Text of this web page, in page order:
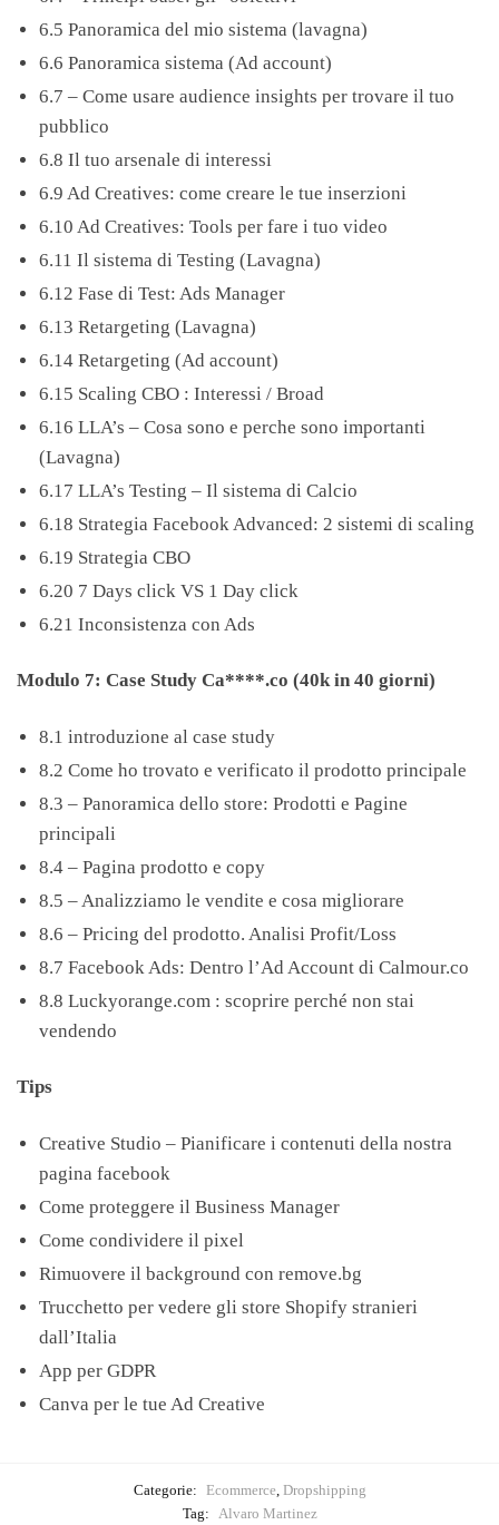
6.5 Panoramica del mio sistema (lavagna)
6.6 Panoramica sistema (Ad account)
6.7 – Come usare audience insights per trovare il tuo
pubblico
6.8 Il tuo arsenale di interessi
6.9 Ad Creatives: come creare le tue inserzioni
6.10 Ad Creatives: Tools per fare i tuo video
6.11 Il sistema di Testing (Lavagna)
6.12 Fase di Test: Ads Manager
6.13 Retargeting (Lavagna)
6.14 Retargeting (Ad account)
6.15 Scaling CBO : Interessi / Broad
6.16 LLA’s – Cosa sono e perche sono importanti
(Lavagna)
6.17 LLA’s Testing – Il sistema di Calcio
6.18 Strategia Facebook Advanced: 2 sistemi di scaling
6.19 Strategia CBO
6.20 7 Days click VS 1 Day click
6.21 Inconsistenza con Ads
Modulo 7: Case Study Ca****.co (40k in 40 giorni)
8.1 introduzione al case study
8.2 Come ho trovato e verificato il prodotto principale
8.3 – Panoramica dello store: Prodotti e Pagine
principali
8.4 – Pagina prodotto e copy
8.5 – Analizziamo le vendite e cosa migliorare
8.6 – Pricing del prodotto. Analisi Profit/Loss
8.7 Facebook Ads: Dentro l’Ad Account di Calmour.co
8.8 Luckyorange.com : scoprire perché non stai
vendendo
Tips
Creative Studio – Pianificare i contenuti della nostra
pagina facebook
Come proteggere il Business Manager
Come condividere il pixel
Rimuovere il background con remove.bg
Trucchetto per vedere gli store Shopify stranieri
dall’Italia
App per GDPR
Canva per le tue Ad Creative
Categorie: Ecommerce, Dropshipping
Tag: Alvaro Martinez